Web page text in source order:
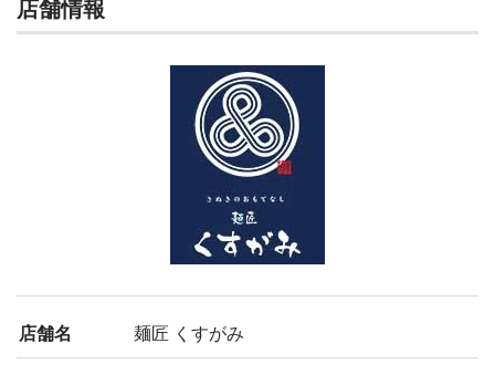
店舗情報
店舗名 麺匠 くすがみ